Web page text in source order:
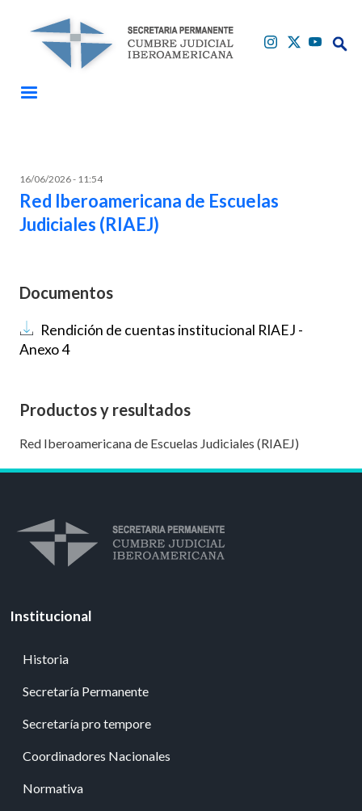
16/06/2026 - 11:54
Red Iberoamericana de Escuelas
Judiciales (RIAEJ)
Documentos
Documento
Rendición de cuentas institucional RIAEJ -
Anexo 4
Productos y resultados
Red Iberoamericana de Escuelas Judiciales (RIAEJ)
Institucional
Historia
Secretaría Permanente
Secretaría pro tempore
Coordinadores Nacionales
Normativa